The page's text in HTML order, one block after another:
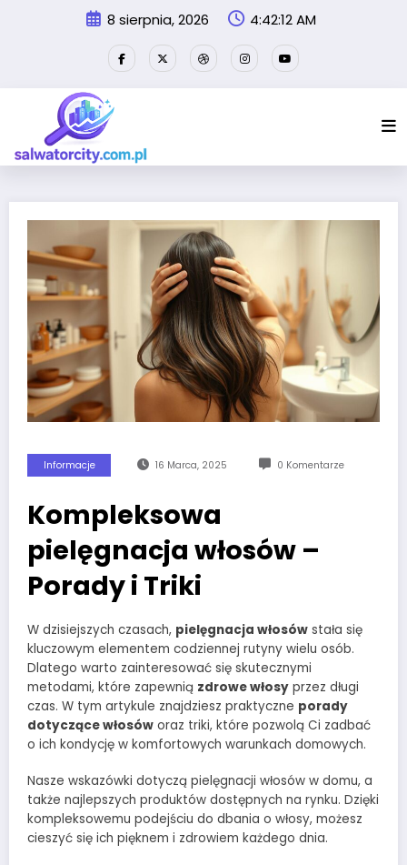
8 sierpnia, 2026 4:42:13 AM
Informacje 16 Marca, 2025 0 Komentarze
Kompleksowa
pielęgnacja włosów –
Porady i Triki
W dzisiejszych czasach, pielęgnacja włosów stała się
kluczowym elementem codziennej rutyny wielu osób.
Dlatego warto zainteresować się skutecznymi
metodami, które zapewnią zdrowe włosy przez długi
czas. W tym artykule znajdziesz praktyczne porady
dotyczące włosów oraz triki, które pozwolą Ci zadbać
o ich kondycję w komfortowych warunkach domowych.
Nasze wskazówki dotyczą pielęgnacji włosów w domu, a
także najlepszych produktów dostępnych na rynku. Dzięki
kompleksowemu podejściu do dbania o włosy, możesz
cieszyć się ich pięknem i zdrowiem każdego dnia.